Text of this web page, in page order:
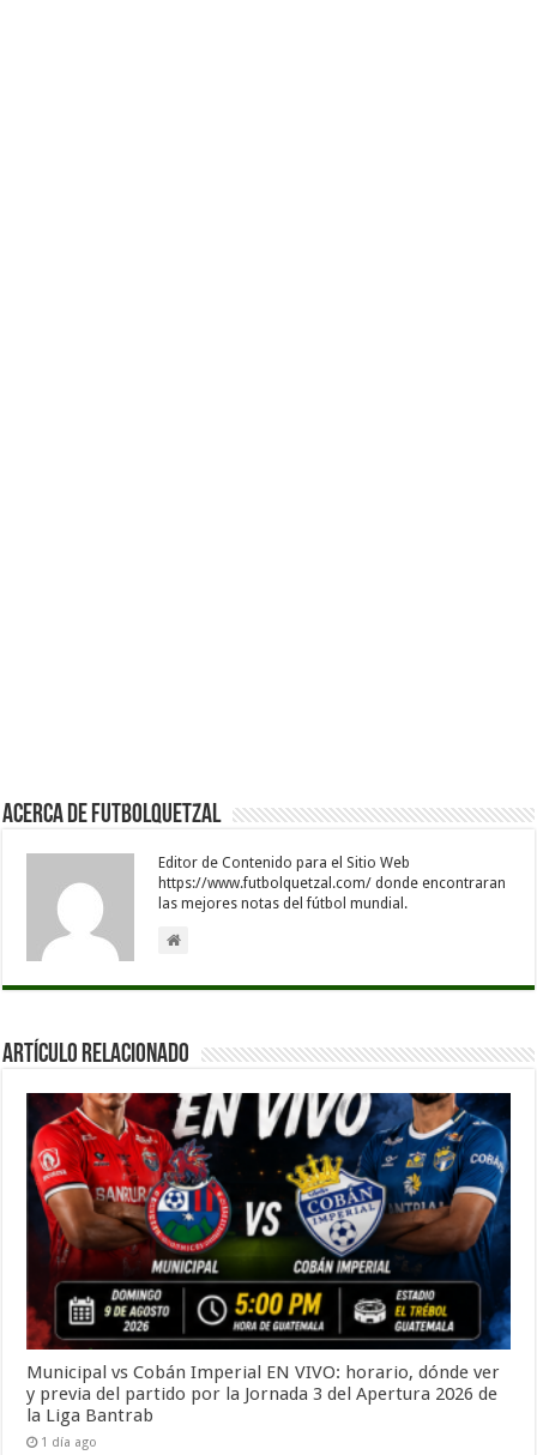
Acerca de Futbolquetzal
Editor de Contenido para el Sitio Web
https://www.futbolquetzal.com/ donde encontraran
las mejores notas del fútbol mundial.
Artículo Relacionado
Municipal vs Cobán Imperial EN VIVO: horario, dónde ver
y previa del partido por la Jornada 3 del Apertura 2026 de
la Liga Bantrab
1 día ago